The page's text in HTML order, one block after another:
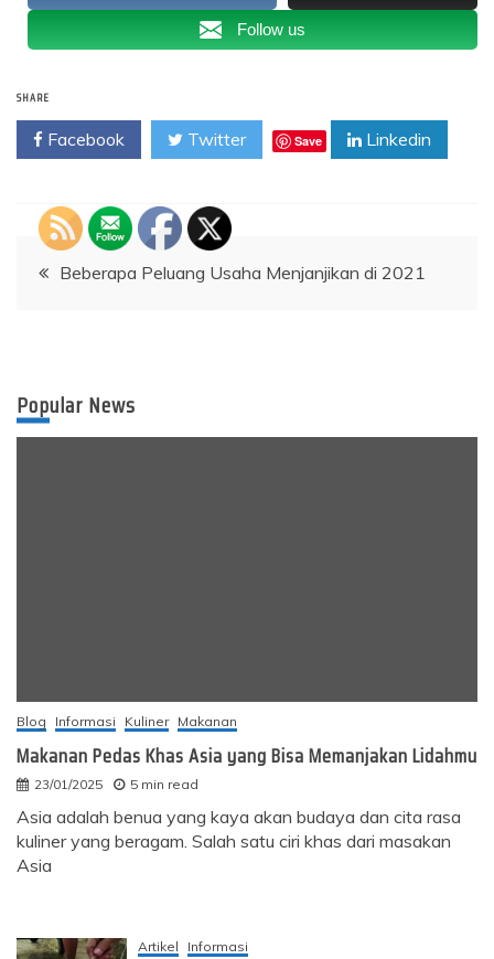
Follow us
SHARE
Facebook Twitter Save Linkedin
PostBeberapa Peluang Usaha Menjanjikan di 2021
Popular News
Blog Informasi Kuliner Makanan
Makanan Pedas Khas Asia yang Bisa Memanjakan Lidahmu
23/01/2025 5 min read
Asia adalah benua yang kaya akan budaya dan cita rasa
kuliner yang beragam. Salah satu ciri khas dari masakan
Asia
Artikel Informasi